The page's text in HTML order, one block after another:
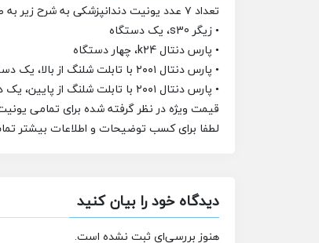
تعداد ۷ عدد یونیت دندانپزشکی به شرح زیر به صورت یکجا به فروش میرسد:
• زیگر s30، یک دستگاه
• پارس دنتال k24، چهار دستگاه
• پارس دنتال ۲۰۰۱ با تابلت شلنگ از بالا، یک دستگاه
• پارس دنتال ۲۰۰۱ با تابلت شلنگ از پایین، یک دستگاه
قیمت ویژه در نظر گرفته شده برای تمامی یونیت ها به
لطفا برای کسب توضیحات و اطلاعات بیشتر
دیدگاه خود را بیان کنید
هنوز بررسی‌ای ثبت نشده است.